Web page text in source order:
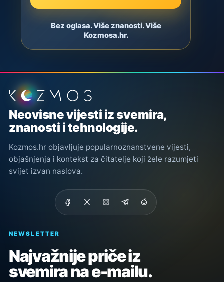
Bez oglasa. Više znanosti. Više
Kozmosa.hr.
Podnožje stranice
Neovisne vijesti iz svemira,
znanosti i tehnologije.
Kozmos.hr objavljuje popularnoznanstvene vijesti,
objašnjenja i kontekst za čitatelje koji žele razumjeti
svijet izvan naslova.
NEWSLETTER
Najvažnije priče iz
svemira na e-mailu.